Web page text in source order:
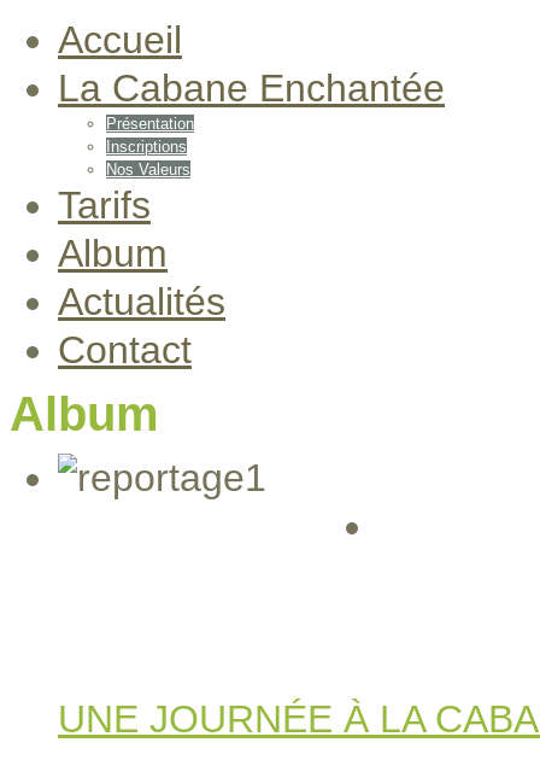
Accueil
La Cabane Enchantée
Présentation
Inscriptions
Nos Valeurs
Tarifs
Album
Actualités
Contact
Album
UNE JOURNÉE À LA